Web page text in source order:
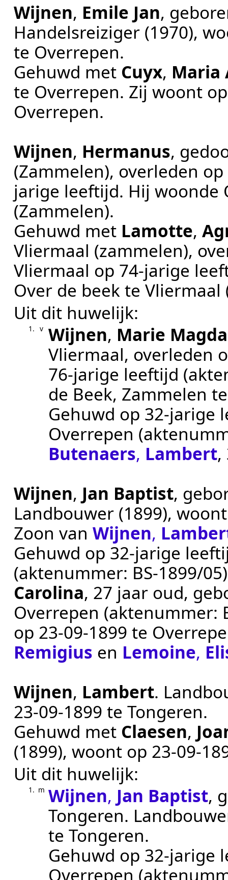
Wijnen, Emile Jan,
Handelsreiziger (1970),
te Overrepen.
Gehuwd met Cuyx, Maria
te Overrepen. Zij woont
Overrepen.
Wijnen, Hermanus,
(Zammelen), overleden op
jarige leeftijd. Hij woonde
(Zammelen).
Gehuwd met Lamotte,
Vliermaal (zammelen),
Vliermaal op 74-jarige
Over de beek teVliermaal
Uit dit huwelijk:
1. v Wijnen, Marie
Vliermaal, overleden
76-jarige leeftijd
de Beek, Zammelen
Gehuwd op 32-jarige
Overrepen
Butenaers, Lambert,
Wijnen, Jan Baptist,
Landbouwer (1899),
Zoon vanWijnen,
Gehuwd op 32-jarige
(aktenummer: BS-1899/05
Carolina, 27 jaar oud,
Overrepen (aktenummer:
op 23‑09‑1899 te
Remigius en Lemoine,
Wijnen, Lambert.
23‑09‑1899 teTongeren.
Gehuwd met Claesen,
(1899), woont op
Uit dit huwelijk:
1. m Wijnen, Jan Baptist,
Tongeren.
teTongeren.
Gehuwd op 32-jarige
Overrepen